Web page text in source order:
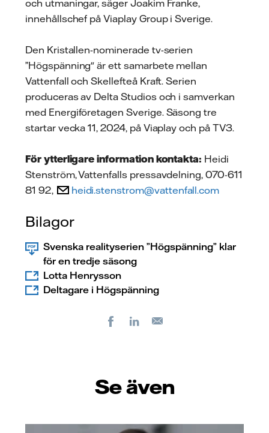
och utmaningar, säger Joakim Franke,
innehållschef på Viaplay Group i Sverige.
Den Kristallen-nominerade tv-serien
”Högspänning" är ett samarbete mellan
Vattenfall och Skellefteå Kraft. Serien
produceras av Delta Studios och i samverkan
med Energiföretagen Sverige. Säsong tre
startar vecka 11, 2024, på Viaplay och på TV3.
För ytterligare information kontakta: Heidi
Stenström, Vattenfalls pressavdelning, 070-611
81 92,
heidi.stenstrom@vattenfall.com
Bilagor
Svenska realityserien ”Högspänning” klar
för en tredje säsong
Lotta Henrysson
Deltagare i Högspänning
FacebookLinkedIn
Se även